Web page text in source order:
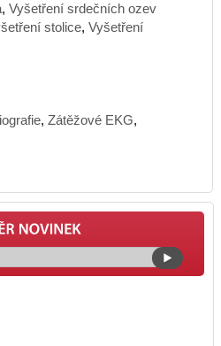
, Vyšetření srdečních ozev
stolice, Vyšetření
, Zátěžové EKG,